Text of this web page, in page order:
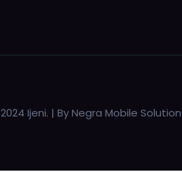
© 2024 Ijeni. | By Negra Mobile Solution